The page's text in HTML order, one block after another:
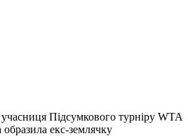
Підсумкового турніру WTA
екс-землячку